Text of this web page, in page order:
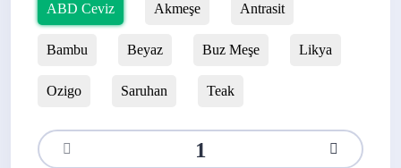
ABD Ceviz Akmeşe Antrasit
Bambu Beyaz Buz Meşe Likya
Ozigo Saruhan Teak